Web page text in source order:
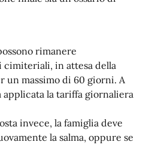
rimanere
in attesa della
un massimo di 60 giorni. A
applicata la tariffa giornaliera
invece, la famiglia deve
la salma, oppure se